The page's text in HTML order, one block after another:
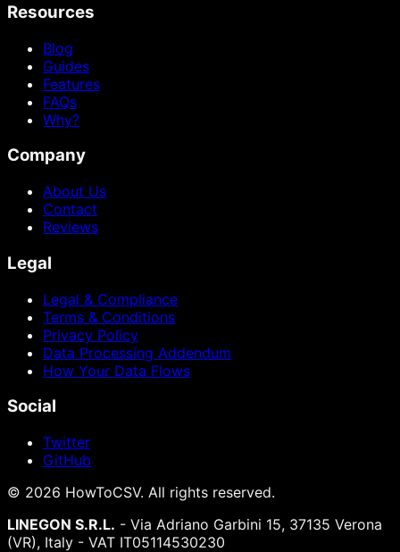
Resources
Blog
Guides
Features
FAQs
Why?
Company
About Us
Contact
Reviews
Legal
Legal & Compliance
Terms & Conditions
Privacy Policy
Data Processing Addendum
How Your Data Flows
Social
Twitter
GitHub
© 2026 HowToCSV. All rights reserved.
LINEGON S.R.L. - Via Adriano Garbini 15, 37135 Verona
(VR), Italy - VAT IT05114530230